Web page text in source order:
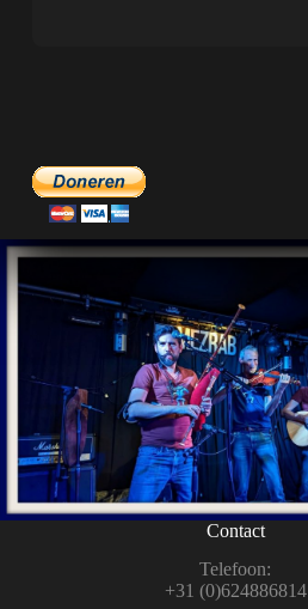
Contact
Tele­foon:
+31 (0)624886814